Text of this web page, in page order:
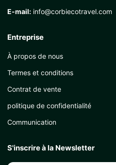
E-mail: info@corbiecotravel.com
Entreprise
À propos de nous
Termes et conditions
Contrat de vente
politique de confidentialité
Communication
S'inscrire à la Newsletter